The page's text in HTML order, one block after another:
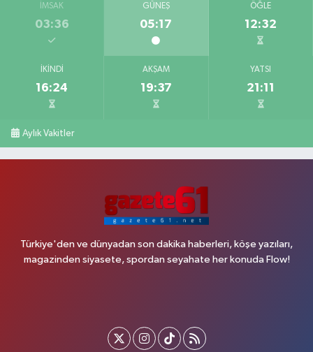
İMSAK
03:36
GÜNEŞ
05:17
ÖĞLE
12:32
İKINDI
16:24
AKŞAM
19:37
YATSI
21:11
Aylık Vakitler
Türkiye'den ve dünyadan son dakika haberleri, köşe yazıları,
magazinden siyasete, spordan seyahate her konuda Flow!